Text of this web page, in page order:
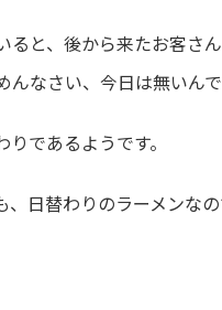
ると、後から来たお客さ
なさい、今日は無いんで
であるようです。
日替わりのラーメンなの